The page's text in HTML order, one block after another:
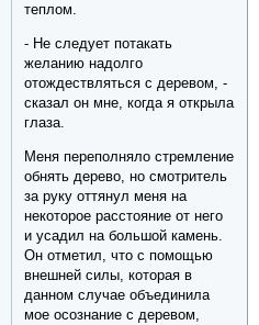
теплом.
- Не следует потакать
желанию надолго
отождествляться с деревом, -
сказал он мне, когда я открыла
глаза.
Меня переполняло стремление
обнять дерево, но смотритель
за руку оттянул меня на
некоторое расстояние от него
и усадил на большой камень.
Он отметил, что с помощью
внешней силы, которая в
данном случае объединила
мое осознание с деревом,